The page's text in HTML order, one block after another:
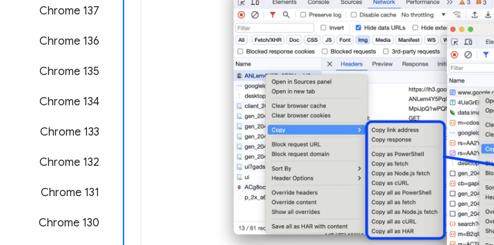
‫Chrome 137
Chrome 136
Chrome 135
‫Chrome 134
‫Chrome 133
Chrome 132
Chrome 131
Chrome 130